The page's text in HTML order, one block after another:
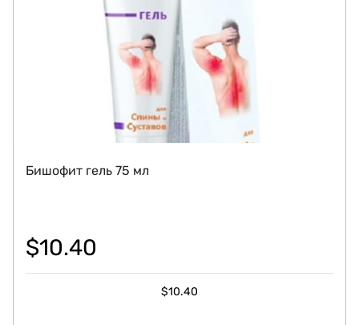
Бишофит гель 75 мл
$10.40
$10.40